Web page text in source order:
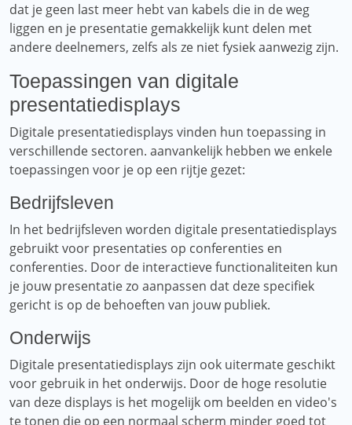
dat je geen last meer hebt van kabels die in de weg
liggen en je presentatie gemakkelijk kunt delen met
andere deelnemers, zelfs als ze niet fysiek aanwezig zijn.
Toepassingen van digitale
presentatiedisplays
Digitale presentatiedisplays vinden hun toepassing in
verschillende sectoren. aanvankelijk hebben we enkele
toepassingen voor je op een rijtje gezet:
Bedrijfsleven
In het bedrijfsleven worden digitale presentatiedisplays
gebruikt voor presentaties op conferenties en
conferenties. Door de interactieve functionaliteiten kun
je jouw presentatie zo aanpassen dat deze specifiek
gericht is op de behoeften van jouw publiek.
Onderwijs
Digitale presentatiedisplays zijn ook uitermate geschikt
voor gebruik in het onderwijs. Door de hoge resolutie
van deze displays is het mogelijk om beelden en video's
te tonen die op een normaal scherm minder goed tot